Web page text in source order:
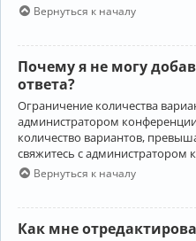
Вернуться к началу
Почему я не могу
ответа?
Ограничение количества
администратором
количество вариантов,
свяжитесь с администратором
Вернуться к началу
Как мне